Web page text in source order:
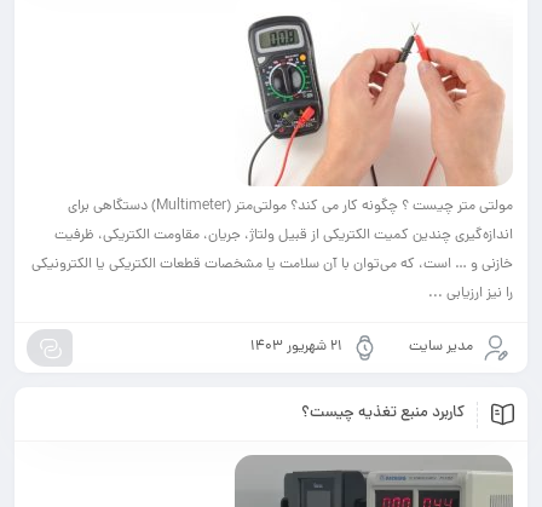
مولتی متر چیست ؟ چگونه کار می کند؟ مولتی‌متر (Multimeter) دستگاهی برای
کمیت الکتریکی از قبیل ولتاژ، جریان، مقاومت الکتریکی، ظرفیت
می‌توان با آن سلامت یا مشخصات قطعات الکتریکی یا الکترونیکی
۲۱ شهریور ۱۴۰۳
منبع تغذیه چیست؟